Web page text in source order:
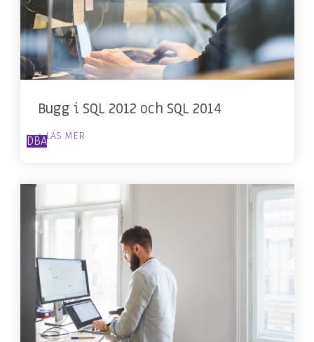
Bugg i SQL 2012 och SQL 2014
DBA> LÄS MER